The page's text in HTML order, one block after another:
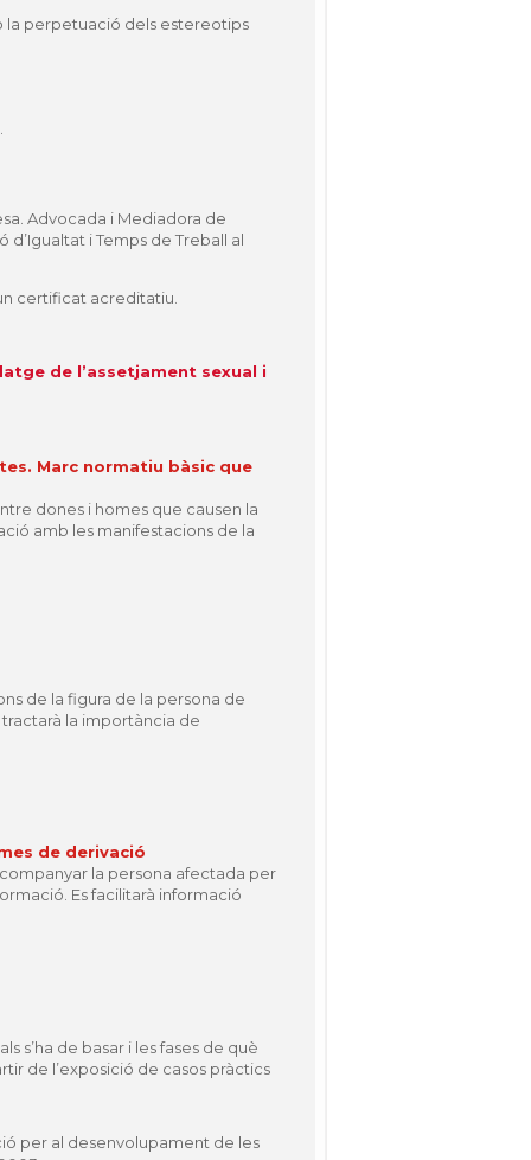
la perpetuació dels estereotips
Advocada i Mediadora de
d’Igualtat i Temps de Treball al
certificat acreditatiu.
de l’assetjament sexual i
Marc normatiu bàsic que
dones i homes que causen la
amb les manifestacions de la
de la figura de la persona de
la importància de
de derivació
la persona afectada per
Es facilitarà informació
s’ha de basar i les fases de què
de l’exposició de casos pràctics
per al desenvolupament de les